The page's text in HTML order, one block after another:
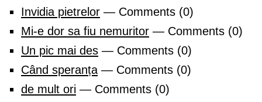
Invidia pietrelor — Comments (0)
Mi-e dor sa fiu nemuritor — Comments (0)
Un pic mai des — Comments (0)
Când speranța — Comments (0)
de mult ori — Comments (0)